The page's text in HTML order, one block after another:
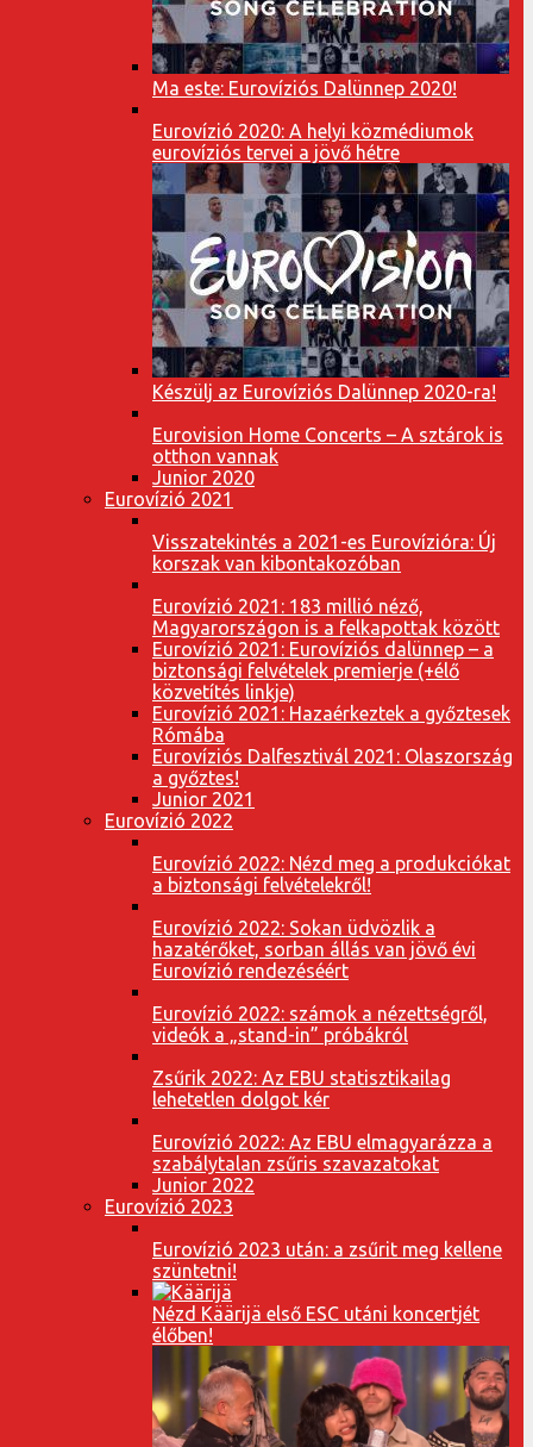
Ma este: Eurovíziós Dalünnep 2020!
Eurovízió 2020: A helyi közmédiumok
eurovíziós tervei a jövő hétre
Készülj az Eurovíziós Dalünnep 2020-ra!
Eurovision Home Concerts – A sztárok is
otthon vannak
Junior 2020
Eurovízió 2021
Visszatekintés a 2021-es Eurovízióra: Új
korszak van kibontakozóban
Eurovízió 2021: 183 millió néző,
Magyarországon is a felkapottak között
Eurovízió 2021: Eurovíziós dalünnep – a
biztonsági felvételek premierje (+élő
közvetítés linkje)
Eurovízió 2021: Hazaérkeztek a győztesek
Rómába
Eurovíziós Dalfesztivál 2021: Olaszország
a győztes!
Junior 2021
Eurovízió 2022
Eurovízió 2022: Nézd meg a produkciókat
a biztonsági felvételekről!
Eurovízió 2022: Sokan üdvözlik a
hazatérőket, sorban állás van jövő évi
Eurovízió rendezéséért
Eurovízió 2022: számok a nézettségről,
videók a „stand-in” próbákról
Zsűrik 2022: Az EBU statisztikailag
lehetetlen dolgot kér
Eurovízió 2022: Az EBU elmagyarázza a
szabálytalan zsűris szavazatokat
Junior 2022
Eurovízió 2023
Eurovízió 2023 után: a zsűrit meg kellene
szüntetni!
Nézd Käärijä első ESC utáni koncertjét
élőben!